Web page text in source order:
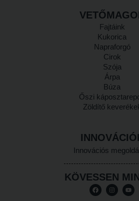
Fajtáink
Kukorica
Napraforgó
Cirok
Szója
Árpa
Búza
Őszi
Zöldítő
Innovációs
KÖVESSEN